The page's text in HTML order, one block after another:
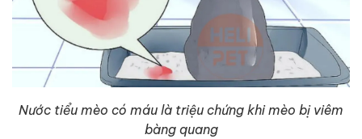
Nước tiểu mèo có máu là triệu chứng khi mèo bị viêm
bàng quang